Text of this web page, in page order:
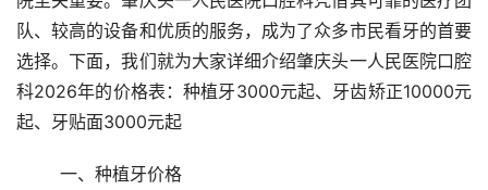
队、较高的设备和优质的服务，成为了众多市民看牙的首要
选择。下面，我们就为大家详细介绍肇庆头一人民医院口腔
科2026年的价格表：种植牙3000元起、牙齿矫正10000元
起、牙贴面3000元起
	一、种植牙价格